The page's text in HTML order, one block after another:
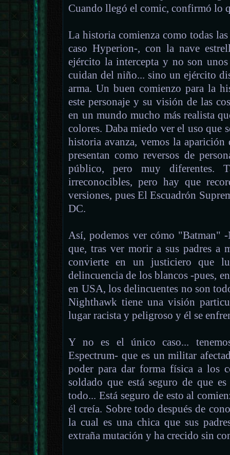
Cuando llegó el comic, confirmó lo
La historia comienza como todas
caso Hyperion-, con la nave
ejército la intercepta y no son
cuidan del niño... sino un ejército
arma. Un buen comienzo para la
este personaje y su visión de las
en un mundo mucho más realista
colores. Daba miedo ver el uso que
historia avanza, vemos la aparición
presentan como reversos de
público, pero muy diferentes.
irreconocibles, pero hay que
versiones, pues El Escuadrón
DC.
Así, podemos ver cómo "Batman"
que, tras ver morir a sus padres a
convierte en un justiciero que
delincuencia de los blancos -pues,
en USA, los delincuentes no son
Nighthawk tiene una visión
lugar racista y peligroso y él se
Y no es el único caso...
Espectrum- que es un militar
poder para dar forma física a los
soldado que está seguro de que
todo... Está seguro de esto al
él creía. Sobre todo después de
la cual es una chica que sus
extraña mutación y ha crecido sin